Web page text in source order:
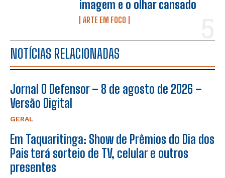
imagem e o olhar cansado
ARTE EM FOCO
NOTÍCIAS RELACIONADAS
Jornal O Defensor – 8 de agosto de 2026 –
Versão Digital
GERAL
Em Taquaritinga: Show de Prêmios do Dia dos
Pais terá sorteio de TV, celular e outros
presentes